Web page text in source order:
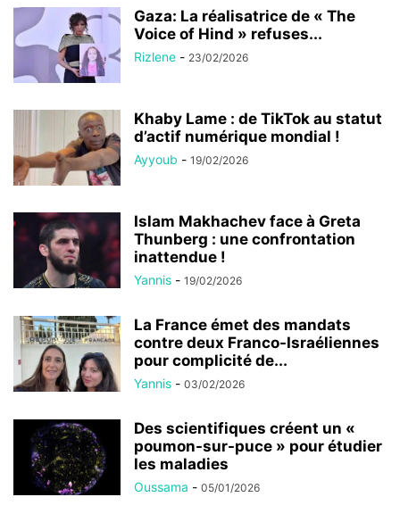
Gaza: La réalisatrice de « The
Voice of Hind » refuses...
Rizlene - 23/02/2026
Khaby Lame : de TikTok au statut
d’actif numérique mondial !
Ayyoub - 19/02/2026
Islam Makhachev face à Greta
Thunberg : une confrontation
inattendue !
Yannis - 19/02/2026
La France émet des mandats
contre deux Franco-Israéliennes
pour complicité de...
Yannis - 03/02/2026
Des scientifiques créent un «
poumon-sur-puce » pour étudier
les maladies
Oussama - 05/01/2026